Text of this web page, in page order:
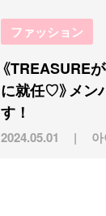
ファッション
2024.05.01
《TREASURE
に就任♡》メン
す！